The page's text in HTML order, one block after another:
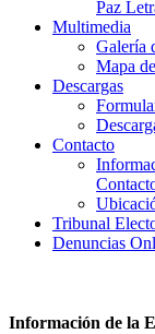
Paz
Multimedia
Galería
Mapa
Descargas
Contacto
Tribunal
Denuncias
Información de la